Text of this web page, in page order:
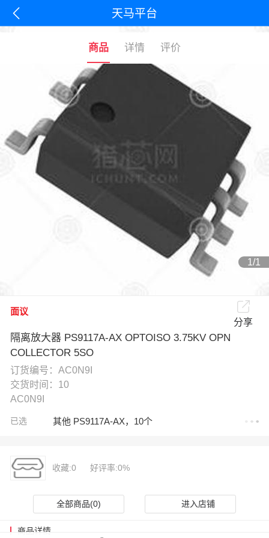
天马平台
商品 详情 评价
1/1
面议
分享
隔离放大器 PS9117A-AX OPTOISO 3.75KV OPN
COLLECTOR 5SO
订货编号：AC0N9I
交货时间：10
AC0N9I
已选 其他 PS9117A-AX，10个
收藏:0 好评率:0%
全部商品(0) 进入店铺
商品详情